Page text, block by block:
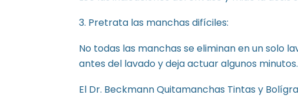
3. Pretrata las manchas difíciles:
No todas las manchas se eliminan en un solo
antes del lavado y deja actuar algunos minutos.
El Dr. Beckmann Quitamanchas Tintas y